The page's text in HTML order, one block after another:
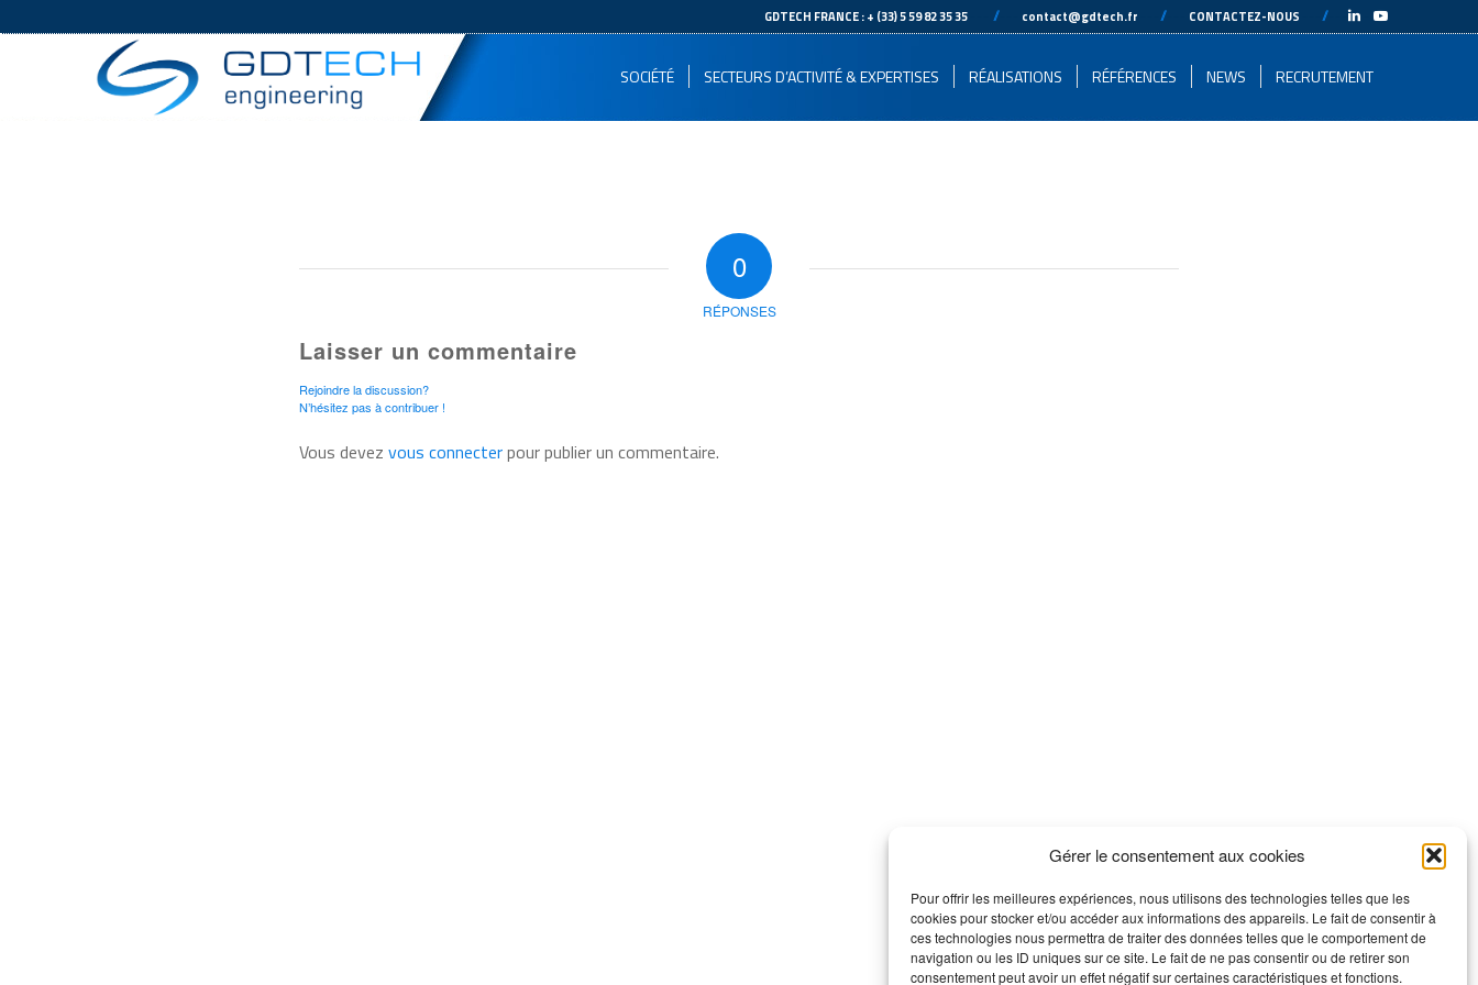
Gérer le consentement aux cookies
Pour offrir les meilleures expériences, nous utilisons des technologies telles que les
cookies pour stocker et/ou accéder aux informations des appareils. Le fait de consentir à
ces technologies nous permettra de traiter des données telles que le comportement de
navigation ou les ID uniques sur ce site. Le fait de ne pas consentir ou de retirer son
consentement peut avoir un effet négatif sur certaines caractéristiques et fonctions.
GDTECH FRANCE : + (33) 5 59 82 35 35 // contact@gdtech.fr // CONTACTEZ-NOUS //
SOCIÉTÉ SECTEURS D’ACTIVITÉ & EXPERTISES RÉALISATIONS RÉFÉRENCES NEWS RECRUTEMENT
0
RÉPONSES
Laisser un commentaire
Rejoindre la discussion?
N’hésitez pas à contribuer !
Vous devez vous connecterpour publier un commentaire.